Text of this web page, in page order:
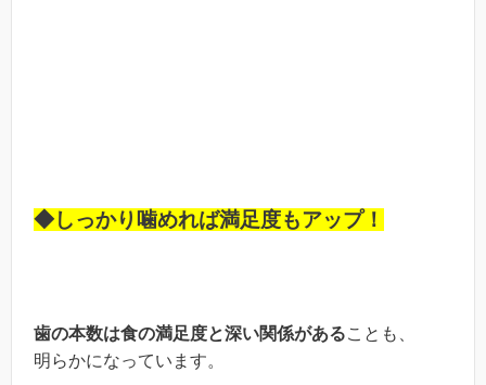
◆しっかり噛めれば満足度もアップ！
歯の本数は食の満足度と深い関係があることも、
明らかになっています。